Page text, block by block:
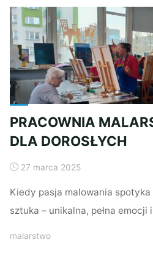
PRACOWNIA
DLA DOROSŁYCH
27 marca 2025
Kiedy pasja malowania
sztuka – unikalna, pełna emocji
malarstwo